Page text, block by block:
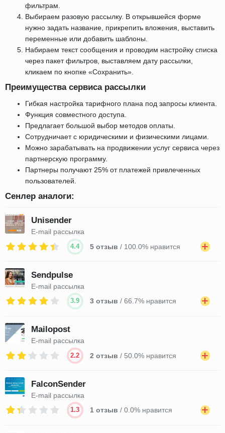
фильтрам.
Выбираем разовую рассылку. В открывшейся форме
нужно задать название, прикрепить вложения, выставить
переменные или добавить шаблоны.
Набираем текст сообщения и проводим настройку списка
через пакет фильтров, выставляем дату рассылки,
кликаем по кнопке «Сохранить».
Преимущества сервиса рассылки
Гибкая настройка тарифного плана под запросы клиента.
Функция совместного доступа.
Предлагает большой выбор методов оплаты.
Сотрудничает с юридическими и физическими лицами.
Можно зарабатывать на продвижении услуг сервиса через
партнерскую программу.
Партнеры получают 25% от платежей привлеченных
пользователей.
Сенлер аналоги:
Unisender
E-mail рассылка
4.4 5 отзыв / 100.0% нравится
Sendpulse
E-mail рассылка
3.9 3 отзыв / 66.7% нравится
Mailopost
E-mail рассылка
2.2 2 отзыв / 50.0% нравится
FalconSender
E-mail рассылка
1.3 1 отзыв / 0.0% нравится